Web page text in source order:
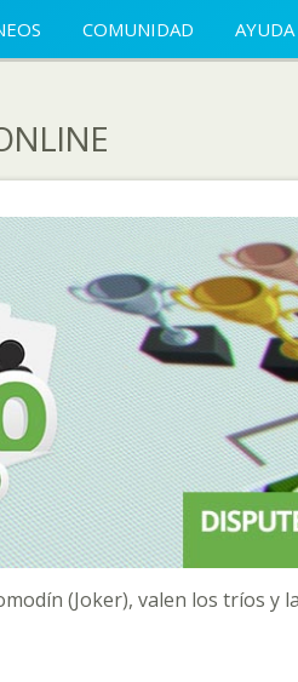
COMUNIDAD AYUDA
(Joker), valen los tríos y